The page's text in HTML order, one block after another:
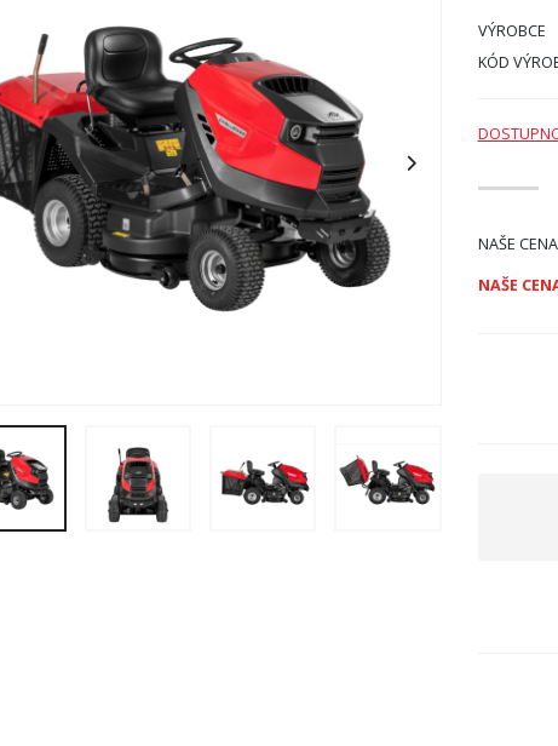
VÝROBCE
KÓD
NAŠE
NAŠE